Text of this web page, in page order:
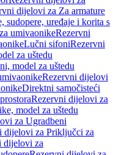
dijelovi za Za armature
sudopere, uređaje i korita s
umivaonikeRezervni
Lučni sifoniRezervni
za uštedu
model za uštedu
Rezervni dijelovi
Direktni samočisteći
Rezervni dijelovi za
model za uštedu
za Ugradbeni
dijelovi za Priključci za
dijelovi za